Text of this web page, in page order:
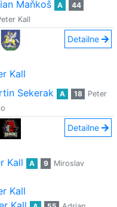
Maňkoš A
44
Kall
Detailne
Kall
Sekerak A 18
Peter
Detailne
Kall A 9
Miroslav
Kall